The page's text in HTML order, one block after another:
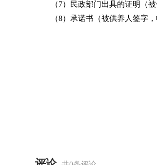
（7）民政部门出具的证明（
（8）承诺书（被供养人签字，